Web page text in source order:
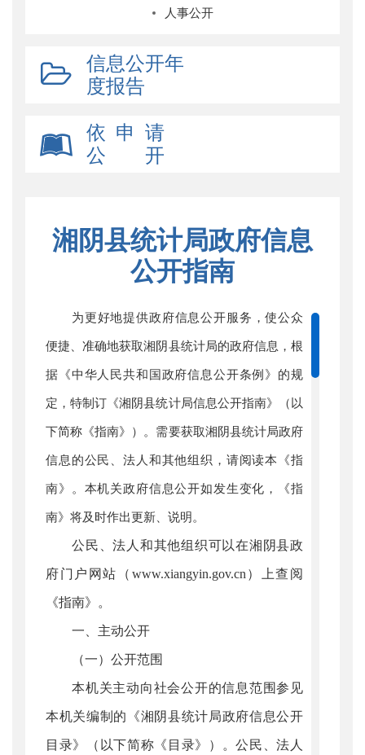
人事公开
信息公开年
度报告
依 申 请
公 开
湘阴县统计局政府信息
公开指南
为更好地提供政府信息公开服务，使公众
便捷、准确地获取湘阴县统计局的政府信息，根
据《中华人民共和国政府信息公开条例》的规
定，特制订《湘阴县统计局信息公开指南》（以
下简称《指南》）。需要获取湘阴县统计局政府
信息的公民、法人和其他组织，请阅读本《指
南》。本机关政府信息公开如发生变化，《指
南》将及时作出更新、说明。
公民、法人和其他组织可以在湘阴县政
府门户网站（www.xiangyin.gov.cn）上查阅
《指南》。
一、主动公开
（一）公开范围
本机关主动向社会公开的信息范围参见
本机关编制的《湘阴县统计局政府信息公开
目录》（以下简称《目录》）。公民、法人